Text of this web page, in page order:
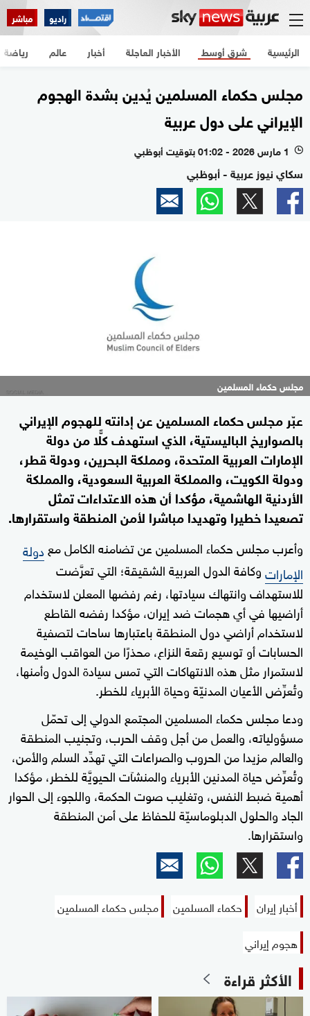
راديو مباشر
الرئيسية الأخبار العاجلة أخبار شرق أوسط عالم رياضة
مجلس حكماء المسلمين يُدين بشدة الهجوم
الإيراني على دول عربية
l 1 مارس 2026 - 01:02 بتوقيت أبوظبي
سكاي نيوز عربية - أبوظبي
مجلس حكماء المسلمين
عبّر مجلس حكماء المسلمين عن إدانته للهجوم الإيراني
بالصواريخ الباليستية، الذي استهدف كلًّا من دولة
الإمارات العربية المتحدة، ومملكة البحرين، ودولة قطر،
ودولة الكويت، والمملكة العربية السعودية، والمملكة
الأردنية الهاشمية، مؤكدا أن هذه الاعتداءات تمثل
تصعيدا خطيرا وتهديدا مباشرا لأمن المنطقة واستقرارها.
وأعرب مجلس حكماء المسلمين عن تضامنه الكامل معدولة
الإماراتوكافة الدول العربية الشقيقة؛ التي تعرَّضت
للاستهداف وانتهاك سيادتها، رغم رفضها المعلن لاستخدام
أراضيها في أي هجمات ضد إيران، مؤكدا رفضه القاطع
لاستخدام أراضي دول المنطقة باعتبارها ساحات لتصفية
الحسابات أو توسيع رقعة النزاع، محذرًا من العواقب الوخيمة
لاستمرار مثل هذه الانتهاكات التي تمس سيادة الدول وأمنها،
وتُعرِّض الأعيان المدنيّة وحياة الأبرياء للخطر.
ودعا مجلس حكماء المسلمين المجتمع الدولي إلى تحمّل
مسؤولياته، والعمل من أجل وقف الحرب، وتجنيب المنطقة
والعالم مزيدا من الحروب والصراعات التي تهدِّد السلم والأمن،
وتُعرِّض حياة المدنين الأبرياء والمنشآت الحيويَّة للخطر، مؤكدا
أهمية ضبط النفس، وتغليب صوت الحكمة، واللجوء إلى الحوار
الجاد والحلول الدبلوماسيّة للحفاظ على أمن المنطقة
واستقرارها.
أخبار إيران حكماء المسلمين
مجلس حكماء المسلمين
هجوم إيراني
الأكثر قراءة